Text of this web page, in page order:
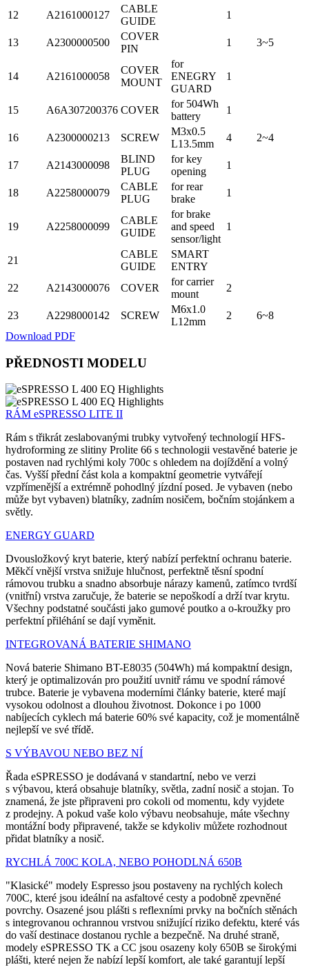
12 A2161000127
CABLE
GUIDE
1
13 A2300000500
COVER
PIN
1 3~5
14 A2161000058
COVER
MOUNT
for
ENEGRY
GUARD
1
15 A6A307200376 COVER
for 504Wh
battery
1
16 A2300000213 SCREW
M3x0.5
L13.5mm
4 2~4
17 A2143000098
BLIND
PLUG
for key
opening
1
18 A2258000079
CABLE
PLUG
for rear
brake
1
19 A2258000099
CABLE
GUIDE
for brake
and speed
sensor/light
1
21
CABLE
GUIDE
SMART
ENTRY
22
A2143000076 COVER
for carrier
mount
2
23 A2298000142 SCREW
M6x1.0
L12mm
2
6~8
Download PDF
PŘEDNOSTI MODELU
RÁM eSPRESSO LITE II
Rám s třikrát zeslabovanými trubky vytvořený technologií HFS-
hydroforming ze slitiny Prolite 66 s technologii vestavěné baterie je
postaven nad rychlými koly 700c s ohledem na dojíždění a volný
čas. Vyšší přední část kola a kompaktní geometrie vytvářejí
vzpřímenější a extrémně pohodlný jízdní posed. Je vybaven (nebo
může byt vybaven) blatníky, zadním nosičem, bočním stojánkem a
světly.
ENERGY GUARD
Dvousložkový kryt baterie, který nabízí perfektní ochranu baterie.
Měkčí vnější vrstva snižuje hlučnost, perfektně těsní spodní
rámovou trubku a snadno absorbuje nárazy kamenů, zatímco tvrdší
(vnitřní) vrstva zaručuje, že baterie se nepoškodí a drží tvar krytu.
Všechny podstatné součásti jako gumové poutko a o-kroužky pro
perfektní přiléhání se dají vyměnit.
INTEGROVANÁ BATERIE SHIMANO
Nová baterie Shimano BT-E8035 (504Wh) má kompaktní design,
který je optimalizován pro použití uvnitř rámu ve spodní rámové
trubce. Baterie je vybavena moderními články baterie, které mají
vysokou odolnost a dlouhou životnost. Dokonce i po 1000
nabíjecích cyklech má baterie 60% své kapacity, což je momentálně
nejlepší ve své třídě.
S VÝBAVOU NEBO BEZ NÍ
Řada eSPRESSO je dodávaná v standartní, nebo ve verzi
s výbavou, která obsahuje blatníky, světla, zadní nosič a stojan. To
znamená, že jste připraveni pro cokoli od momentu, kdy vyjdete
z prodejny. A pokud vaše kolo výbavu neobsahuje, máte všechny
montážní body připravené, takže se kdykoliv můžete rozhodnout
přidat blatníky a nosič.
RYCHLÁ 700C KOLA, NEBO POHODLNÁ 650B
"Klasické" modely Espresso jsou postaveny na rychlých kolech
700C, které jsou ideální na asfaltové cesty a podobně zpevněné
povrchy. Osazené jsou plášti s reflexními prvky na bočních stěnách
s integrovanou ochrannou vrstvou snižující riziko defektu, které vás
do vaší destinace dostanou rychle a bezpečně. Na druhé straně,
modely eSPRESSO TK a CC jsou osazeny koly 650B se širokými
plášti, které nejen že nabízí lepší komfort, ale také garantují lepší